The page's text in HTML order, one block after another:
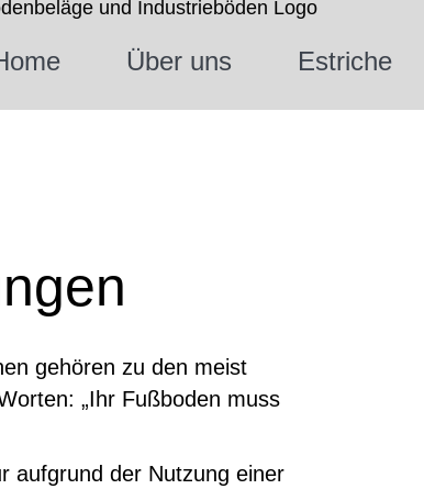
Über uns Estriche
gehören zu den meist
„Ihr Fußboden muss
aufgrund der Nutzung einer